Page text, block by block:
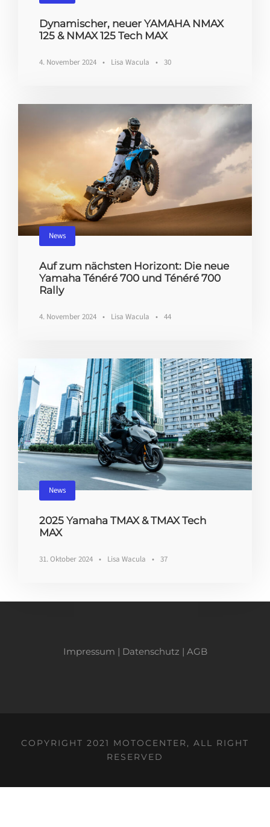
Dynamischer, neuer YAMAHA NMAX
125 & NMAX 125 Tech MAX
4. November 2024 • Lisa Wacula • 30
News
Auf zum nächsten Horizont: Die neue
Yamaha Ténéré 700 und Ténéré 700
Rally
4. November 2024 • Lisa Wacula • 44
News
2025 Yamaha TMAX & TMAX Tech
MAX
31. Oktober 2024 • Lisa Wacula • 37
Impressum | Datenschutz | AGB
COPYRIGHT 2021 MOTOCENTER, ALL RIGHT
RESERVED